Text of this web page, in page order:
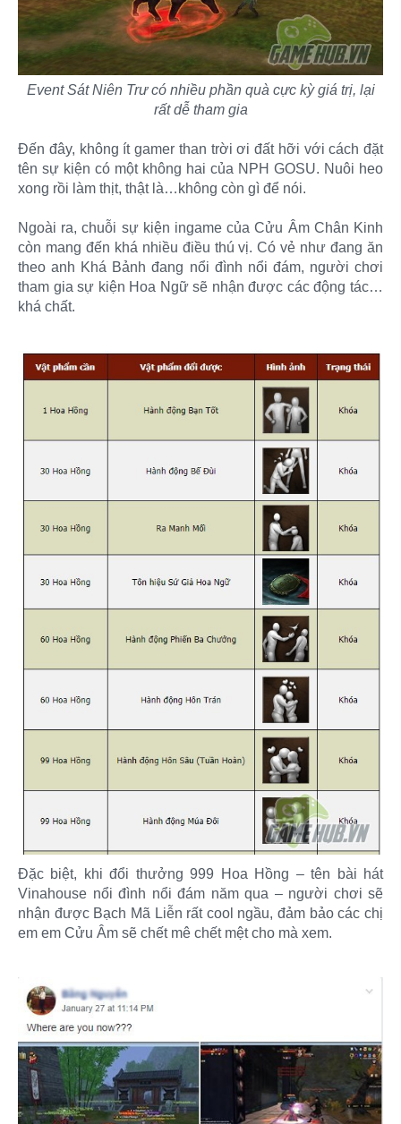
Event Sát Niên Trư có nhiều phần quà cực kỳ giá trị, lại
rất dễ tham gia
Đến đây, không ít gamer than trời ơi đất hỡi với cách đặt
tên sự kiện có một không hai của NPH GOSU. Nuôi heo
xong rồi làm thịt, thật là…không còn gì để nói.
Ngoài ra, chuỗi sự kiện ingame của Cửu Âm Chân Kinh
còn mang đến khá nhiều điều thú vị. Có vẻ như đang ăn
theo anh Khá Bảnh đang nổi đình nổi đám, người chơi
tham gia sự kiện Hoa Ngữ sẽ nhận được các động tác…
khá chất.
Đặc biệt, khi đổi thưởng 999 Hoa Hồng – tên bài hát
Vinahouse nổi đình nổi đám năm qua – người chơi sẽ
nhận được Bạch Mã Liễn rất cool ngầu, đảm bảo các chị
em em Cửu Âm sẽ chết mê chết mệt cho mà xem.